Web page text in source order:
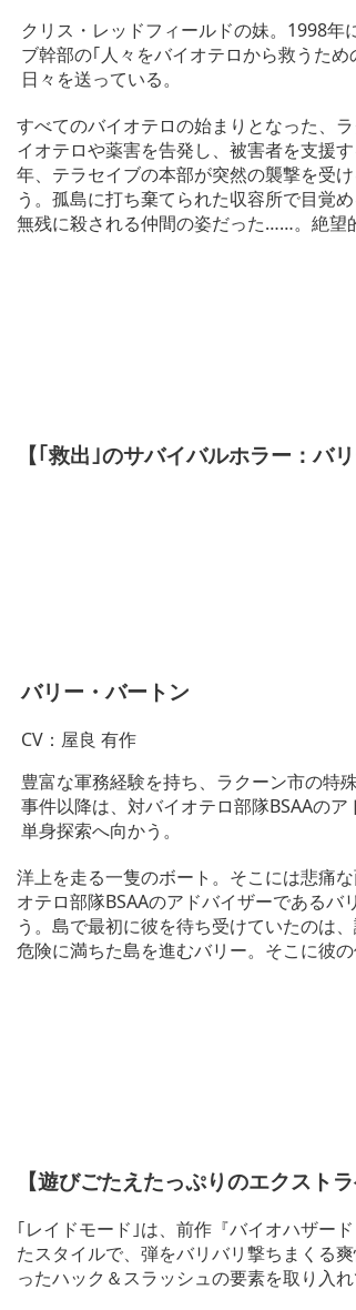
クリス・レッドフィールドの妹。1998
ブ幹部の｢人々をバイオテロから救うた
日々を送っている。
すべてのバイオテロの始まりとなった、
イオテロや薬害を告発し、被害者を支援
年、テラセイブの本部が突然の襲撃を受
う。孤島に打ち棄てられた収容所で目覚
無残に殺される仲間の姿だった……。絶望
【｢救出｣のサバイバルホラー：バリ
バリー・バートン
CV：屋良 有作
豊富な軍務経験を持ち、ラクーン市の特
事件以降は、対バイオテロ部隊BSAAの
単身探索へ向かう。
洋上を走る一隻のボート。そこには悲痛
オテロ部隊BSAAのアドバイザーである
う。島で最初に彼を待ち受けていたのは
危険に満ちた島を進むバリー。そこに彼
【遊びごたえたっぷりのエクスト
｢レイドモード｣は、前作『バイオハザー
たスタイルで、弾をバリバリ撃ちまくる
ったハック＆スラッシュの要素を取り入